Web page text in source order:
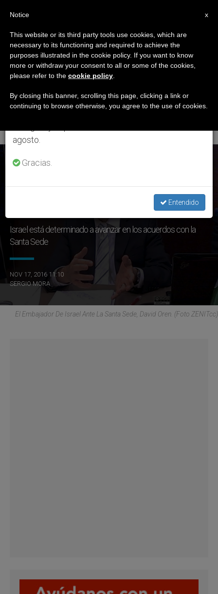
ETIQUETA
Posts Tagged
‘embajador De Israel
Ante La Santa Sede’
ÚLTIMAS NOTICIAS
Israel está determinado a avanzar en los acuerdos con la
Santa Sede
NOV 17, 2016 11:10
SERGIO MORA
El Embajador De Israel Ante La Santa Sede, David Oren. (Foto ZENITcc)
×
Aviso importante
Del 27 de julio al 7 de agosto haremos la pausa
anual, aprovechando que en el periodo de verano
se generan menos informaciones y también el
agosto.
Gracias.
Entendido
x
Notice
This website or its third party tools use cookies, which are
necessary to its functioning and required to achieve the
purposes illustrated in the cookie policy. If you want to know
more or withdraw your consent to all or some of the cookies,
please refer to the cookie policy
By closing this banner, scrolling this page, clicking a link or
continuing to browse otherwise, you agree to the use of cookies.